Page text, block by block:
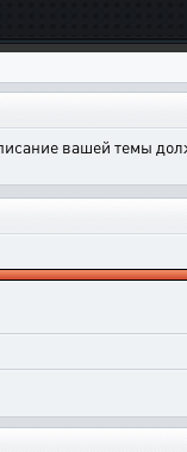
вашей темы